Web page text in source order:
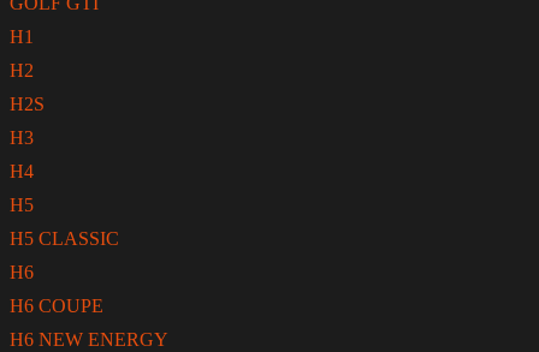
H1
H2
H2S
H3
H4
H5
H5 CLASSIC
H6
H6 COUPE
H6 NEW ENERGY